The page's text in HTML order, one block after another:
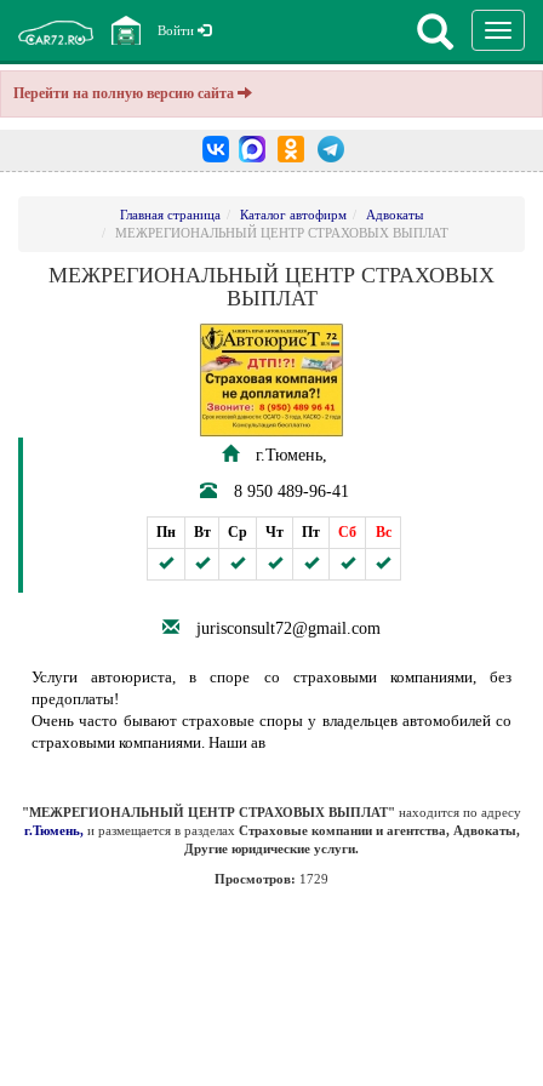
Перейти на полную версию сайта
Войти
Главная страница Каталог автофирм
Адвокаты
МЕЖРЕГИОНАЛЬНЫЙ ЦЕНТР СТРАХОВЫХ ВЫПЛАТ
МЕЖРЕГИОНАЛЬНЫЙ ЦЕНТР СТРАХОВЫХ
ВЫПЛАТ
г.Тюмень,
8 950 489-96-41
Пн Вт Ср Чт Пт Сб Вс
jurisconsult72@gmail.com
Услуги автоюриста, в споре со страховыми компаниями, без
предоплаты!
Очень часто бывают страховые споры у владельцев автомобилей со
страховыми компаниями. Наши ав
"МЕЖРЕГИОНАЛЬНЫЙ ЦЕНТР СТРАХОВЫХ ВЫПЛАТ" находится по адресу
г.Тюмень, и размещается в разделах Страховые компании и агентства, Адвокаты,
Другие юридические услуги.
Просмотров: 1729